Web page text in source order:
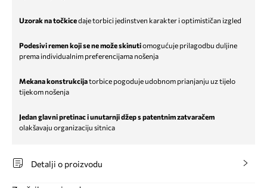
Uzorak na točkicedaje torbici jedinstven karakter i optimističan izgled
Podesivi remen koji se ne može skinutiomogućuje prilagodbu duljine
prema individualnim preferencijama nošenja
Mekana konstrukcijatorbice pogoduje udobnom prianjanju uz tijelo
tijekom nošenja
Jedan glavni pretinac i unutarnji džep s patentnim zatvaračem
olakšavaju organizaciju sitnica
Detalji o proizvodu